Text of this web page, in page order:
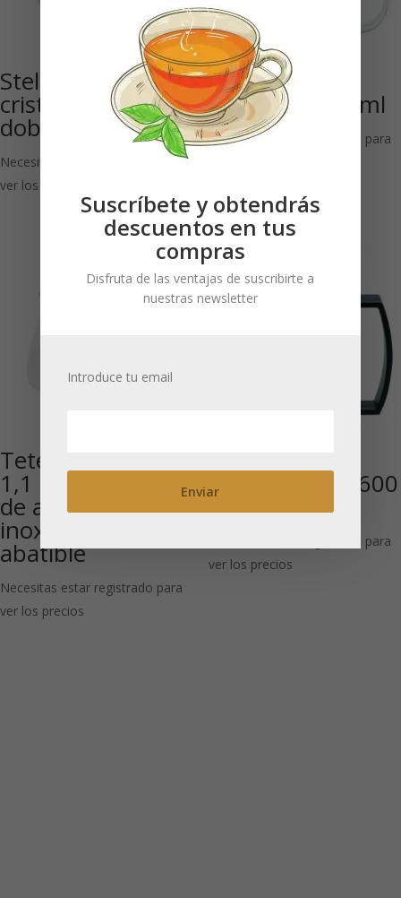
Stella: Taza de
cristal de 80 ml,
doble pared
Necesitas estar registrado para
ver los precios
Tetera pistón
‘Bamboo’ 600 ml
Necesitas estar registrado para
Tetera de vidrio
1,1 l con colador
de acero
inoxidable y tapa
abatible
Necesitas estar registrado para
ver los precios
«Misty»negra 600
ml
Necesitas estar registrado para
ver los precios
Suscríbete y obtendrás
descuentos en tus
compras
Disfruta de las ventajas de suscribirte a
nuestras newsletter
Introduce tu email